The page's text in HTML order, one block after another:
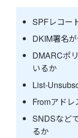
SPFレコー
DKIM署名
DMARCポ
いるか
List-
Fromアドレ
SNDSなど
るか